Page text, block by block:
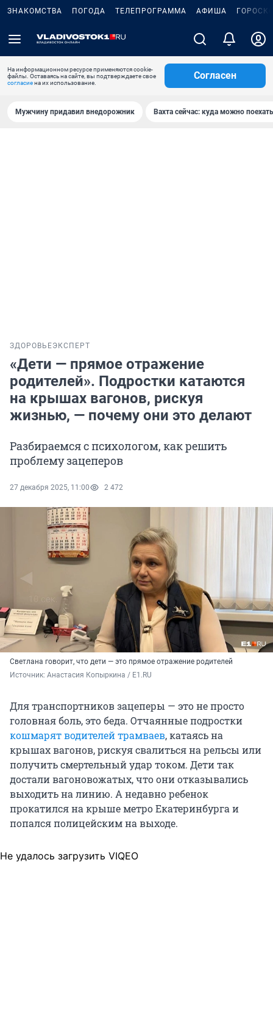
ЗНАКОМСТВА ПОГОДА ТЕЛЕПРОГРАММА АФИША
На информационном ресурсе применяются cookie-
файлы. Оставаясь на сайте, вы подтверждаете свое
согласиена их использование.
Согласен
Мужчину придавил внедорожник Вахта сейчас: куда можно
ЗДОРОВЬЕЭКСПЕРТ
«Дети — прямое отражение
родителей». Подростки катаются
на крышах вагонов, рискуя
жизнью, — почему они это делают
Разбираемся с психологом, как решить
проблему зацеперов
27 декабря 2025, 11:00 2 472
Светлана говорит, что дети — это прямое отражение родителей
Источник: Анастасия Копыркина / Е1.RU
Для транспортников зацеперы — это не просто
головная боль, это беда. Отчаянные подростки
кошмарят водителей трамваев, катаясь на
крышах вагонов, рискуя свалиться на рельсы или
получить смертельный удар током. Дети так
достали вагоновожатых, что они отказывались
выходить на линию. А недавно ребенок
прокатился на крыше метро Екатеринбурга и
попался полицейским на выходе.
Не удалось загрузить VIQEO